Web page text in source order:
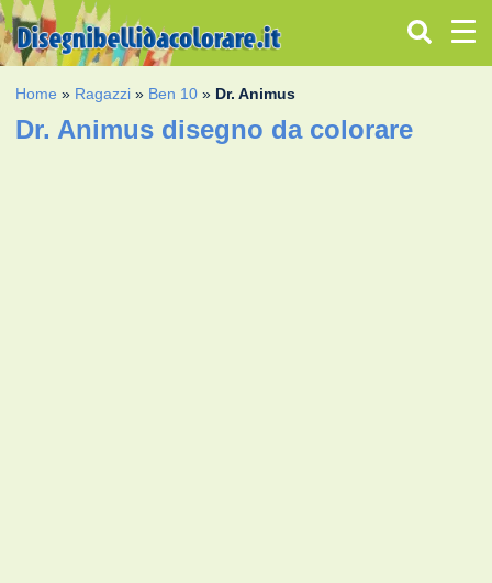
Home » Ragazzi » Ben 10 » Dr. Animus
Dr. Animus disegno da colorare